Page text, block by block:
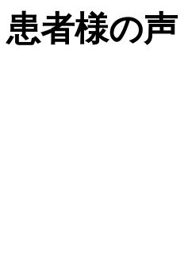
患者様の声